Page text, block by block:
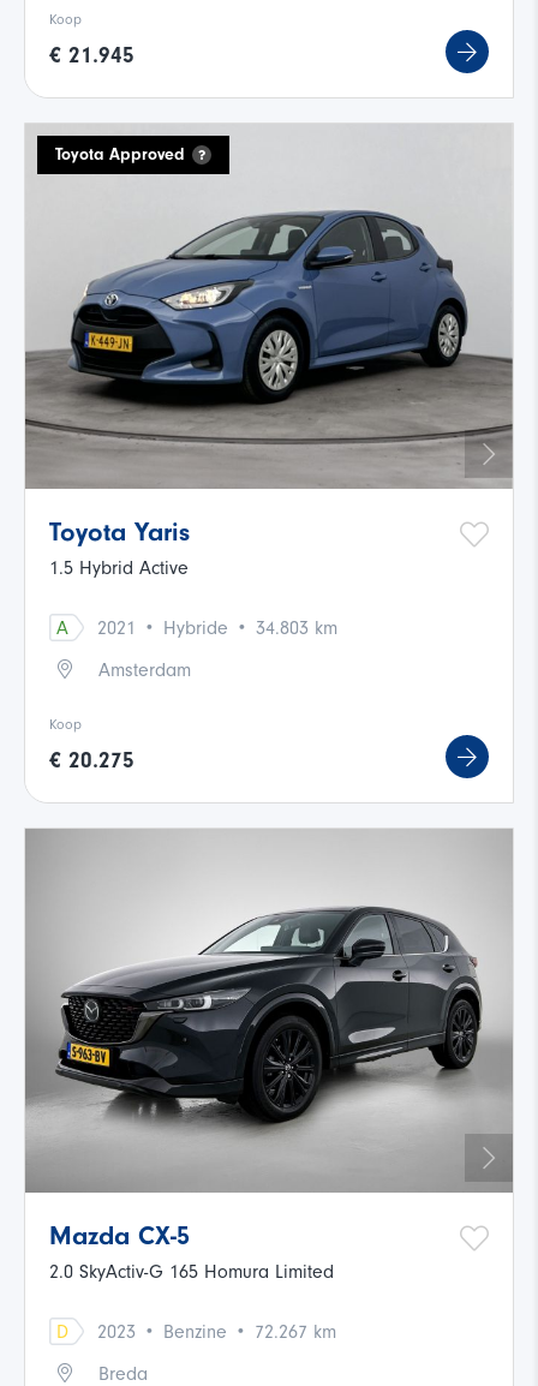
Koop
€ 21.945
Toyota Approved
Toyota Yaris
1.5 Hybrid Active
A 2021 · Hybride · 34.803 km
Amsterdam
Koop
€ 20.275
Mazda CX-5
2.0 SkyActiv-G 165 Homura Limited
D 2023 · Benzine · 72.267 km
Breda